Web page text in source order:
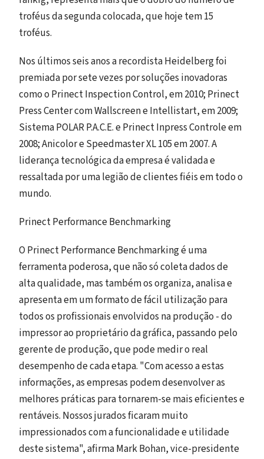
troféus da segunda colocada, que hoje tem 15
troféus.
Nos últimos seis anos a recordista Heidelberg foi
premiada por sete vezes por soluções inovadoras
como o Prinect Inspection Control, em 2010; Prinect
Press Center com Wallscreen e Intellistart, em 2009;
Sistema POLAR P.A.C.E. e Prinect Inpress Controle em
2008; Anicolor e Speedmaster XL 105 em 2007. A
liderança tecnológica da empresa é validada e
ressaltada por uma legião de clientes fiéis em todo o
mundo.
Prinect Performance Benchmarking
O Prinect Performance Benchmarking é uma
ferramenta poderosa, que não só coleta dados de
alta qualidade, mas também os organiza, analisa e
apresenta em um formato de fácil utilização para
todos os profissionais envolvidos na produção - do
impressor ao proprietário da gráfica, passando pelo
gerente de produção, que pode medir o real
desempenho de cada etapa. "Com acesso a estas
informações, as empresas podem desenvolver as
melhores práticas para tornarem-se mais eficientes e
rentáveis. Nossos jurados ficaram muito
impressionados com a funcionalidade e utilidade
deste sistema", afirma Mark Bohan, vice-presidente